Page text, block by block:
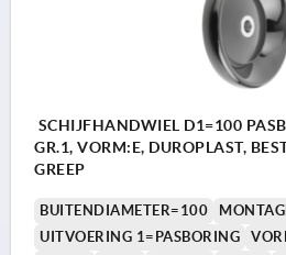
SCHIJFHANDWIEL D1=100
GR.1, VORM:E, DUROPLAST,
GREEP
BUITENDIAMETER=100
UITVOERING 1=PASBORING